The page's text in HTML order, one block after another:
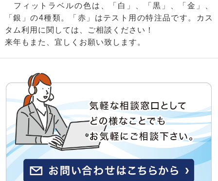
フィットラベルの色は、「白」、「黒」、「金」、
「銀」の4種類。「赤」はテスト用の特注品です。カス
タム利用に関しては、ご相談ください！
来年もまた、宜しくお願い致します。